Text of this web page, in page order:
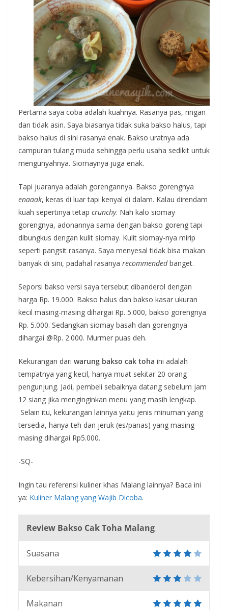
Pertama saya coba adalah kuahnya. Rasanya pas, ringan
dan tidak asin. Saya biasanya tidak suka bakso halus, tapi
bakso halus di sini rasanya enak. Bakso uratnya ada
campuran tulang muda sehingga perlu usaha sedikit untuk
mengunyahnya. Siomaynya juga enak.
Tapi juaranya adalah gorengannya. Bakso gorengnya
enaaak, keras di luar tapi kenyal di dalam. Kalau direndam
kuah sepertinya tetap crunchy. Nah kalo siomay
gorengnya, adonannya sama dengan bakso goreng tapi
dibungkus dengan kulit siomay. Kulit siomay-nya mirip
seperti pangsit rasanya. Saya menyesal tidak bisa makan
banyak di sini, padahal rasanya recommendedbanget.
Seporsi bakso versi saya tersebut dibanderol dengan
harga Rp. 19.000. Bakso halus dan bakso kasar ukuran
kecil masing-masing dihargai Rp. 5.000, bakso gorengnya
Rp. 5.000. Sedangkan siomay basah dan gorengnya
dihargai @Rp. 2.000. Murmer puas deh.
Kekurangan dari warung bakso cak toha ini adalah
tempatnya yang kecil, hanya muat sekitar 20 orang
pengunjung. Jadi, pembeli sebaiknya datang sebelum jam
12 siang jika menginginkan menu yang masih lengkap.
Selain itu, kekurangan lainnya yaitu jenis minuman yang
tersedia, hanya teh dan jeruk (es/panas) yang masing-
masing dihargai Rp5.000.
-SQ-
Ingin tau referensi kuliner khas Malang lainnya? Baca ini
ya: Kuliner Malang yang Wajib Dicoba.
Review Bakso Cak Toha Malang
Suasana
Kebersihan/Kenyamanan
Makanan